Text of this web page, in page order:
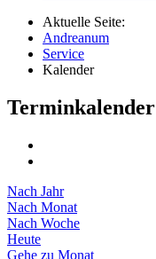
Aktuelle Seite:
Andreanum
Service
Kalender
Terminkalender
Nach Jahr
Nach Monat
Nach Woche
Heute
Gehe zu Monat